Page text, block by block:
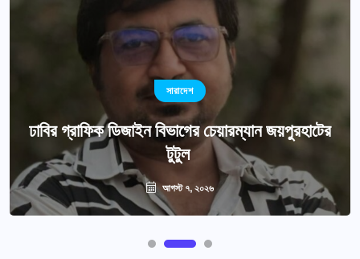
সারাদেশ
ঢাবির গ্রাফিক ডিজাইন বিভাগের চেয়ারম্যান জয়পুরহাটের
টুটুল
আগস্ট ৭, ২০২৬